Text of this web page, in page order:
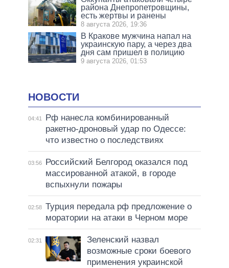
района Днепропетровщины,
есть жертвы и ранены
8 августа 2026, 19:36
В Кракове мужчина напал на
украинскую пару, а через два
дня сам пришел в полицию
9 августа 2026, 01:53
НОВОСТИ
04:41
Рф нанесла комбинированный
ракетно-дроновый удар по Одессе:
что известно о последствиях
03:56
Российский Белгород оказался под
массированной атакой, в городе
вспыхнули пожары
02:58 Турция передала рф предложение о
моратории на атаки в Черном море
02:31
Зеленский назвал
возможные сроки боевого
применения украинской